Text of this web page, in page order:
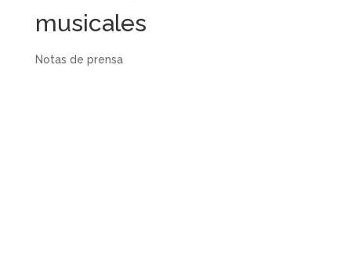
musicales
Notas de prensa